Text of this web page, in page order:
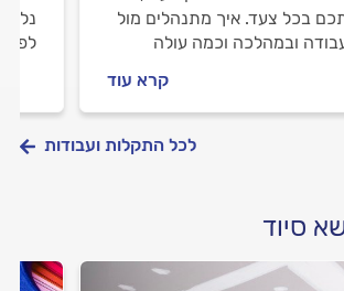
בכל צעד. איך מתנהלים מול
ובמהלכה וכמה עולה
קרא עוד
לכל התקלות ועבודות
סיוד